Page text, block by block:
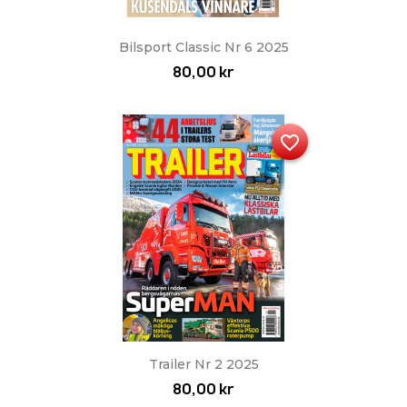
Bilsport Classic Nr 6 2025
80,00 kr
Trailer Nr 2 2025
80,00 kr
favorite_border